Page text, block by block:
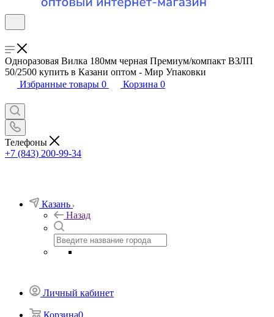
Одноразовая Вилка 180мм черная Премиум/компакт ВЗЛП
50/2500 купить в Казани оптом - Мир Упаковки
Избранные товары 0 Корзина 0
Телефоны
+7 (843) 200-99-34
Казань
Назад
Личный кабинет
Корзина0